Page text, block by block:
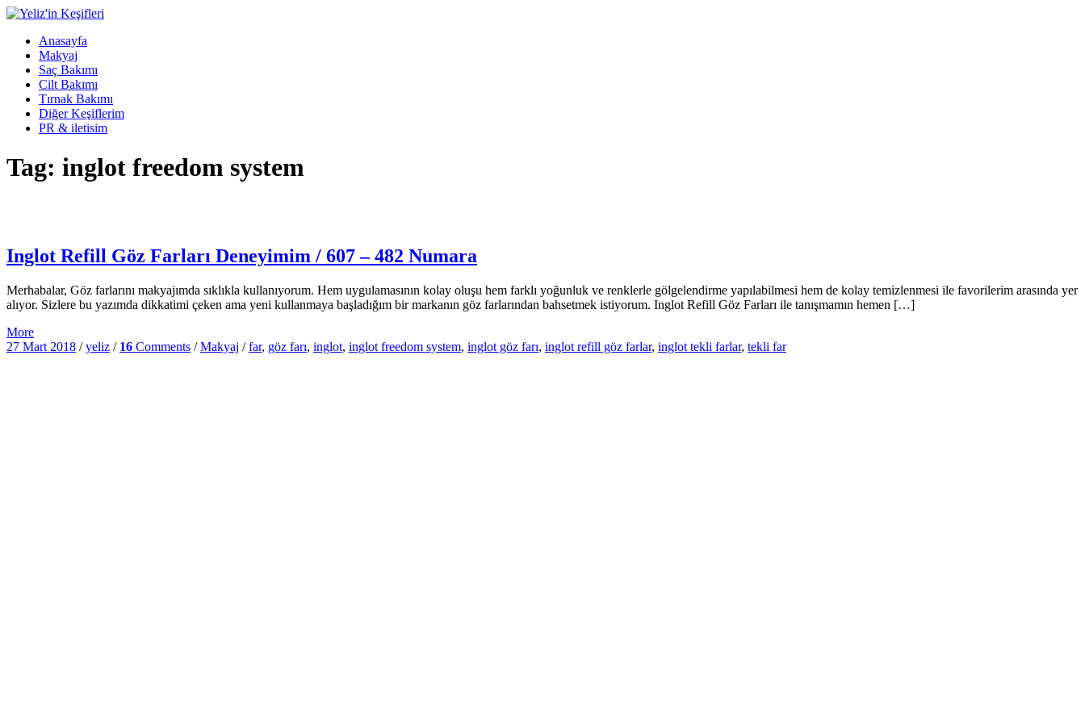
Anasayfa
Makyaj
Saç Bakımı
Cilt Bakımı
Tırnak Bakımı
Diğer Keşiflerim
PR & iletisim
Tag: inglot freedom system
Inglot Refill Göz Farları Deneyimim / 607 – 482 Numara
Merhabalar, Göz farlarını makyajımda sıklıkla kullanıyorum. Hem uygulamasının kolay oluşu hem farklı yoğunluk ve renklerle gölgelendirme yapılabilmesi hem de kolay temizlenmesi ile favorilerim arasında yer
alıyor. Sizlere bu yazımda dikkatimi çeken ama yeni kullanmaya başladığım bir markanın göz farlarından bahsetmek istiyorum. Inglot Refill Göz Farları ile tanışmamın hemen […]
More
27 Mart 2018 / yeliz / 16 Comments / Makyaj / far, göz farı, inglot, inglot freedom system, inglot göz farı, inglot refill göz farlar, inglot tekli farlar, tekli far